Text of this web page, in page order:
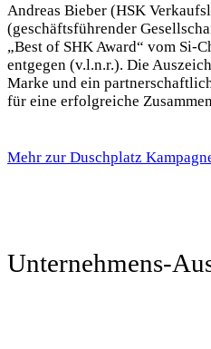
Andreas Bieber (HSK
(geschäftsführender
„Best of SHK Award“ vom
entgegen (v.l.n.r.). Die
Marke und ein
für eine erfolgreiche
Mehr zur Duschplatz
Unternehmens-